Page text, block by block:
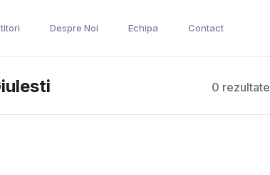
Despre Noi Echipa Contact
0 rezultate